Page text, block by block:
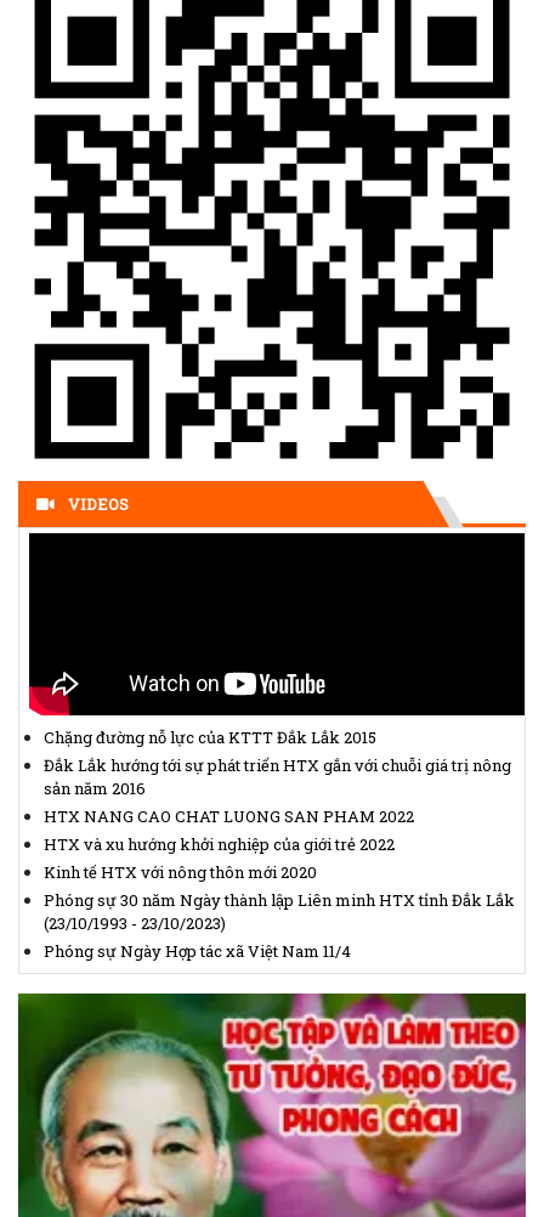
VNMAC phát động cuộc thi trực tuyến nâng cao nhận thức
phòng tránh tai nạn bom mìn, vật nổ
(14/04/2026, 13:53)
(Infographic) Cuộc thi trực tuyến tìm hiểu “50 năm Chiến
thắng Buôn Ma Thuột, giải phóng tỉnh Đắk Lắk (10/3/1975 -
10/3/2025)"(11/02/2025, 07:35)
(Video) Liên minh hợp tác xã tỉnh Đắk Lắk kỷ niệm 30 năm
thành lập(30/10/2023, 08:52)
Xin ý kiến dự thảo 2 Hồ sơ xây dựng Nghị định quy định chi
tiết một số điều và biện pháp thi hành Luật Hợp tác xã số
17/2023/QH15(25/10/2023, 15:08)
Hỗ trợ nhiều HTX tham gia các hoạt động xúc tiến thương mại
(21/08/2023, 15:15)
Hỗ trợ hợp tác xã xây dựng hạ tầng phát triển cà phê chất
lượng cao
(21/08/2023, 15:19)
Thị trường lúa gạo trong nước và xuất khẩu vẫn sôi động
VIDEOS
Chặng đường nỗ lực của KTTT Đắk Lắk 2015
Đắk Lắk hướng tới sự phát triển HTX gắn với chuỗi giá trị nông
sản năm 2016
HTX NANG CAO CHAT LUONG SAN PHAM 2022
HTX và xu hướng khởi nghiệp của giới trẻ 2022
Kinh tế HTX với nông thôn mới 2020
Phóng sự 30 năm Ngày thành lập Liên minh HTX tỉnh Đắk Lắk
(23/10/1993 - 23/10/2023)
Phóng sự Ngày Hợp tác xã Việt Nam 11/4